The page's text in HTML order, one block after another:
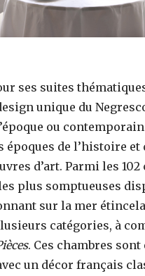
ses suites
unique du
ou
époques de l’histoire
d’art. Parmi les
plus somptueuses
sur la mer
catégories, à
. Ces chambres
un décor français